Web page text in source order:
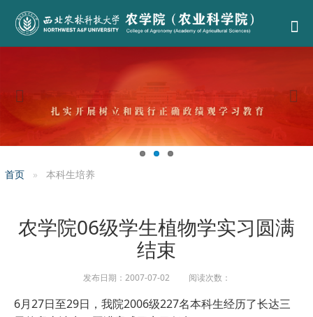
首页 本科生培养
农学院06级学生植物学实习圆满
结束
发布日期：2007-07-02 阅读次数：
6月27日至29日，我院2006级227名本科生经历了长达三